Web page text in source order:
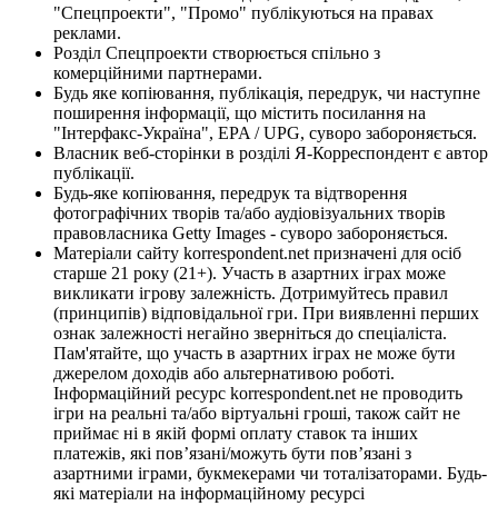
"Спецпроекти", "Промо" публікуються на правах
реклами.
Розділ Спецпроекти створюється спільно з
комерційними партнерами.
Будь яке копіювання, публікація, передрук, чи наступне
поширення інформації, що містить посилання на
"Інтерфакс-Україна", EPA / UPG, суворо забороняється.
Власник веб-сторінки в розділі Я-Корреспондент є автор
публікації.
Будь-яке копіювання, передрук та відтворення
фотографічних творів та/або аудіовізуальних творів
правовласника Getty Images - суворо забороняється.
Матеріали сайту korrespondent.net призначені для осіб
старше 21 року (21+). Участь в азартних іграх може
викликати ігрову залежність. Дотримуйтесь правил
(принципів) відповідальної гри. При виявленні перших
ознак залежності негайно зверніться до спеціаліста.
Пам'ятайте, що участь в азартних іграх не може бути
джерелом доходів або альтернативою роботі.
Інформаційний ресурс korrespondent.net не проводить
ігри на реальні та/або віртуальні гроші, також сайт не
приймає ні в якій формі оплату ставок та інших
платежів, які пов’язані/можуть бути пов’язані з
азартними іграми, букмекерами чи тоталізаторами. Будь-
які матеріали на інформаційному ресурсі